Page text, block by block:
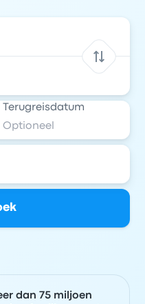
Terugreisdatum
dan 75 miljoen